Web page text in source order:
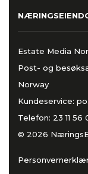
Estate Media
Post- og
Norway
Kundeservice:
Telefon: 23 11 56
© 2026